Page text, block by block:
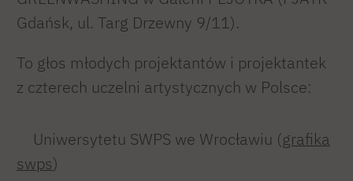
Gdańsk, ul. Targ Drzewny 9/11).
To głos młodych projektantów i projektantek
z czterech uczelni artystycznych w Polsce:
Uniwersytetu SWPS we Wrocławiu (grafika
swps)